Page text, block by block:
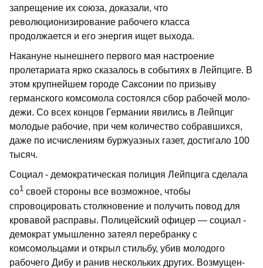
запрещение их сою­за, доказали, что
революционизирование рабочего класса
продолжается и его энергия ищет выхода.
Накануне нынешнего первого мая на­строение
пролетариата ярко сказалось в событиях в Лейпциге. В
этом крупнейшем городе Саксонии по призыву
германского комсомола состоялся сбор рабочей моло­
дежи. Со всех концов Германии явились в Лейпциг
молодые рабочие, при чем количество собравшихся,
даже по исчислениям буржуазных газет, достигало 100
тысяч.
Социал - демократическая поли­ция Лейпцига сделала
со1 своей стороны все возможное, чтобы
спровоцировать столкновение и получить повод для
кро­вавой расправы. Полицейский офицер — социал -
демократ умышленно затеял перебранку с
комсомольцами и открыл стильбу, убив молодого
рабочего Дибу и ранив нескольких других. Возмущен­